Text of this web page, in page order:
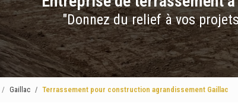
"Donnez du relief à vos
Gaillac Terrassement pour construction agrandissement Gaillac